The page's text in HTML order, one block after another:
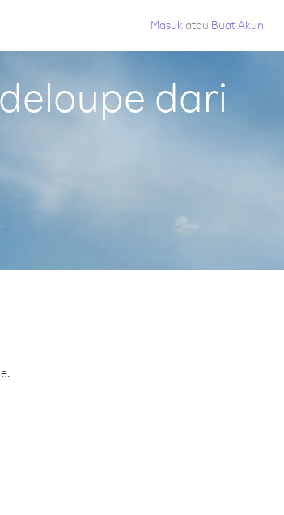
Masuk atau Buat Akun
dari